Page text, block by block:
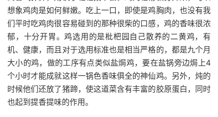
想象鸡肉是如何鲜嫩。吃上一口，即使是鸡胸肉，也没有我
们平时吃鸡肉很容易碰到的那种很柴的口感，鸡的香味很浓
郁，十分开胃。鸡选用的是枇杷园自己散养的二黄鸡，有
机、健康，而且对于选用标准也是相当严格的，都是九个月
大小的鸡，做的工序有点类似盐焗鸡，要在盐锅旁边焗上4
个小时才能成就这样一锅色香味俱全的神仙鸡。另外，炖的
时候他们还放了猪蹄，使这道菜含有丰富的胶原蛋白，同时
也起到提香提味的作用。